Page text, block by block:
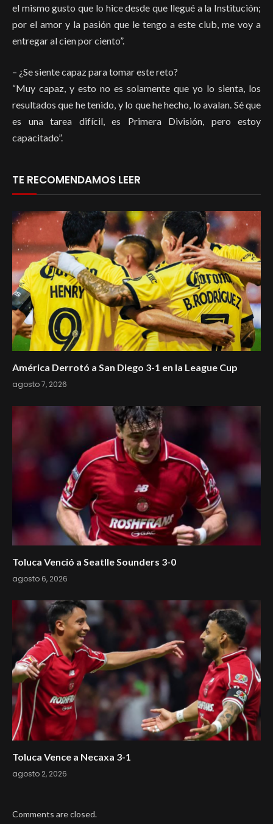
el mismo gusto que lo hice desde que llegué a la Institución;
por el amor y la pasión que le tengo a este club, me voy a
entregar al cien por ciento”.
– ¿Se siente capaz para tomar este reto?
“Muy capaz, y esto no es solamente que yo lo sienta, los
resultados que he tenido, y lo que he hecho, lo avalan. Sé que
es una tarea difícil, es Primera División, pero estoy
capacitado”.
TE RECOMENDAMOS LEER
América Derrotó a San Diego 3-1 en la League Cup
agosto 7, 2026
Toluca Venció a Seatlle Sounders 3-0
agosto 6, 2026
Toluca Vence a Necaxa 3-1
agosto 2, 2026
Comments are closed.